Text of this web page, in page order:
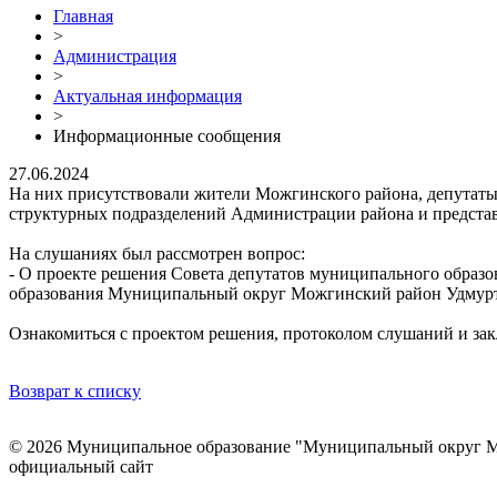
Главная
>
Администрация
>
Актуальная информация
>
Информационные сообщения
27.06.2024
На них присутствовали жители Можгинского района,
структурных подразделений Администрации района и
На слушаниях был рассмотрен вопрос:
- О проекте решения Совета депутатов муниципального
образования Муниципальный округ Можгинский район
Ознакомиться с проектом решения, протоколом слушаний и
Возврат к списку
© 2026 Муниципальное образование "Муниципальный округ
официальный сайт